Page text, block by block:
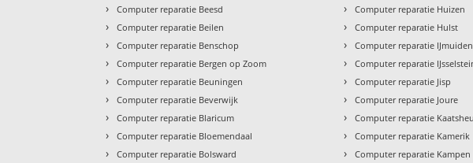
› Computer reparatie Beesd
› Computer reparatie Beilen
› Computer reparatie Benschop
› Computer reparatie Bergen op Zoom
› Computer reparatie Beuningen
› Computer reparatie Beverwijk
› Computer reparatie Blaricum
› Computer reparatie Bloemendaal
› Computer reparatie Bolsward
› Computer reparatie Huizen
› Computer reparatie Hulst
› Computer reparatie IJmuiden
› Computer reparatie
› Computer reparatie Jisp
› Computer reparatie Joure
› Computer reparatie
› Computer reparatie Kamerik
› Computer reparatie Kampen